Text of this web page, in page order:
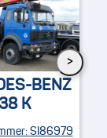
BENZ
Axor 4x4
/ Rössler
SI82912
>